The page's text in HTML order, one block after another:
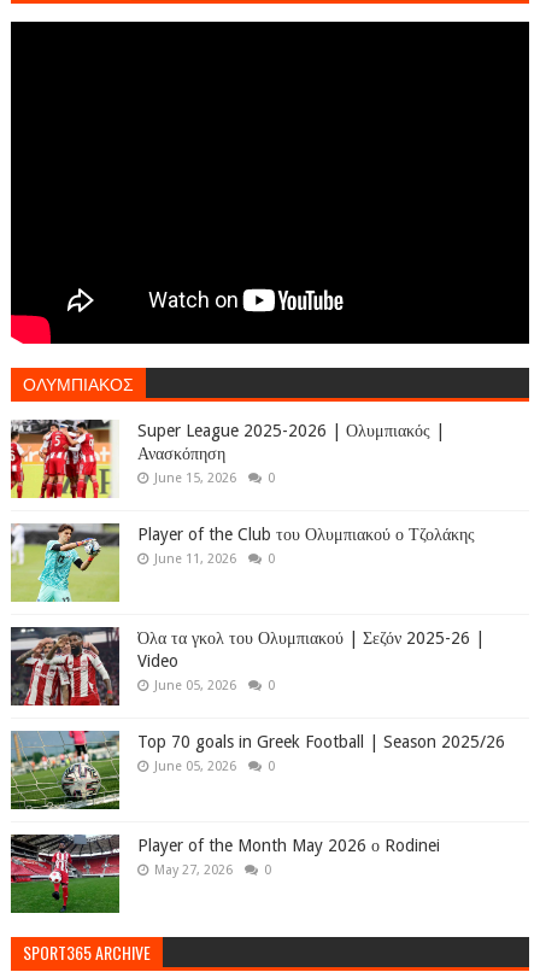
ΟΛΥΜΠΙΑΚΟΣ
Super League 2025-2026 | Ολυμπιακός |
Ανασκόπηση
June 15, 2026 0
Player of the Club του Ολυμπιακού ο Τζολάκης
June 11, 2026 0
Όλα τα γκολ του Ολυμπιακού | Σεζόν 2025-26 |
Video
June 05, 2026 0
Top 70 goals in Greek Football | Season 2025/26
June 05, 2026 0
Player of the Month May 2026 ο Rodinei
May 27, 2026 0
SPORT365 ARCHIVE